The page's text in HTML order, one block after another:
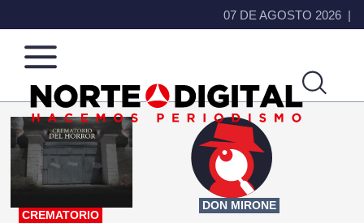
07 DE AGOSTO 2026
Norte
de
Ciudad
Más
que
noticias,
hacemos periodismo
CREMATORIO
DON MIRONE